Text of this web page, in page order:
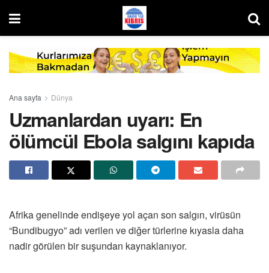
Ana sayfa Dünya
Uzmanlardan uyarı: En
ölümcül Ebola salgını kapıda
Afrika genelinde endişeye yol açan son salgın, virüsün
“Bundibugyo” adı verilen ve diğer türlerine kıyasla daha
nadir görülen bir suşundan kaynaklanıyor.